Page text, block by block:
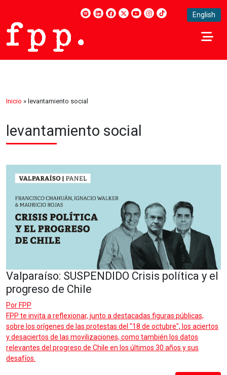
English
Inicio » levantamiento social
levantamiento social
Valparaíso: SUSPENDIDO Crisis política y el
progreso de Chile
Por FPP
FPP te invita a reflexionar, junto a destacadas figuras públicas,
sobre los orígenes de las protestas del "18 de octubre", los aciertos
y desaciertos de las movilizaciones, como también los datos
relevantes del progreso de Chile en los últimos 30 años y sus
desafíos.